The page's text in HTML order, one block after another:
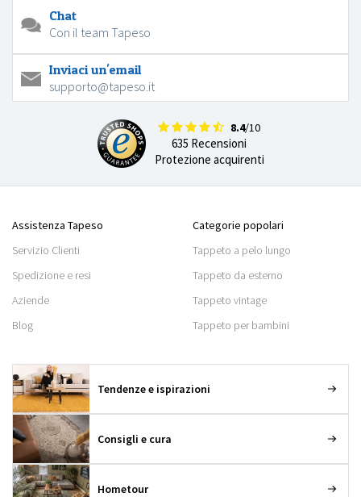
Chat
Con il team Tapeso
Inviaci un'email
supporto@tapeso.it
8.4/10
635 Recensioni
Protezione acquirenti
Assistenza Tapeso
Servizio Clienti
Spedizione e resi
Aziende
Blog
Categorie popolari
Tappeto a pelo lungo
Tappeto da esterno
Tappeto vintage
Tappeto per bambini
Tendenze e ispirazioni
Consigli e cura
Hometour